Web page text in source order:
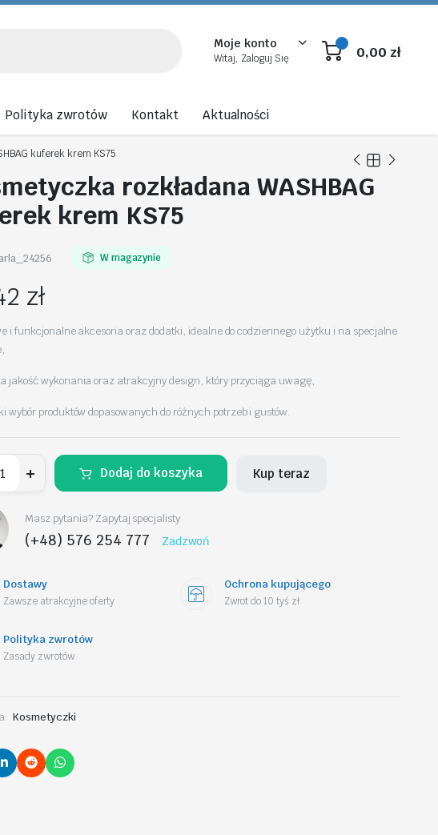
Moje konto
Witaj, Zaloguj Się 0,00 zł
Polityka zwrotów Kontakt Aktualności
kuferek krem KS75
rozkładana WASHBAG
krem KS75
W magazynie
zł
i funkcjonalne akcesoria oraz dodatki, idealne do codziennego użytku i na specjalne
jakość wykonania oraz atrakcyjny design, który przyciąga uwagę,
wybór produktów dopasowanych do różnych potrzeb i gustów.
Dodaj do koszyka Kup teraz
Masz pytania? Zapytaj specjalisty
(+48) 576 254 777 Zadzwoń
Dostawy
Zawsze atrakcyjne oferty
Ochrona kupującego
Zwrot do 10 tyś zł
Polityka zwrotów
Zasady zwrotów
Kosmetyczki